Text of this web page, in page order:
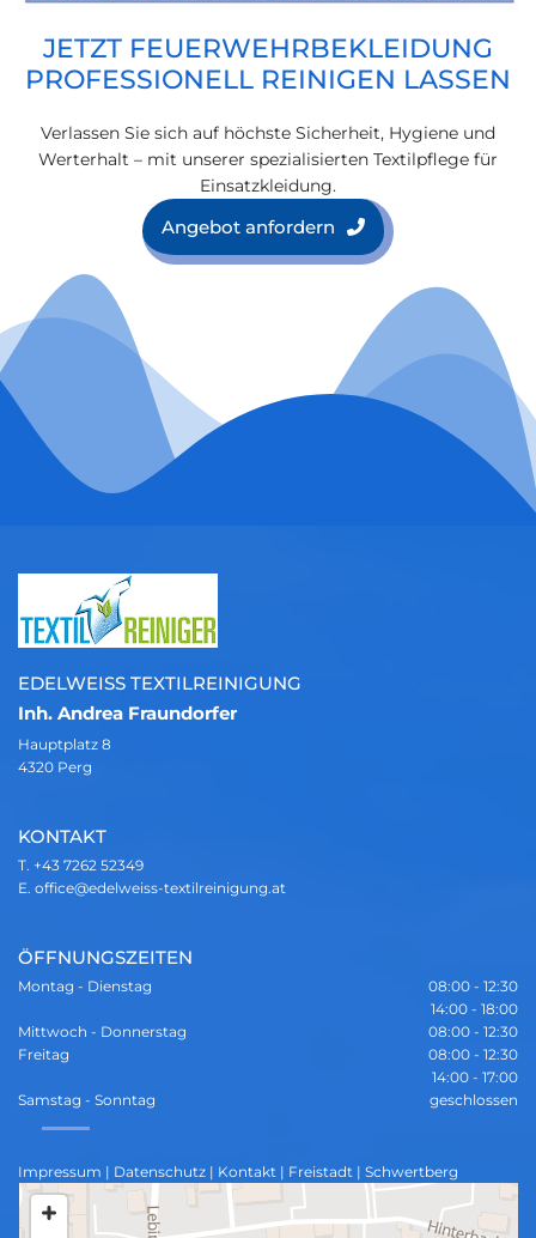
JETZT FEUERWEHRBEKLEIDUNG
PROFESSIONELL REINIGEN LASSEN
Verlassen Sie sich auf höchste Sicherheit, Hygiene und
Werterhalt – mit unserer spezialisierten Textilpflege für
Einsatzkleidung.
Angebot anfordern
EDELWEISS TEXTILREINIGUNG
Inh. Andrea Fraundorfer
Hauptplatz 8
4320 Perg
KONTAKT
T. +43 7262 52349
E. office@edelweiss-textilreinigung.at
ÖFFNUNGSZEITEN
Montag - Dienstag
08:00 - 12:30
14:00 - 18:00
Mittwoch - Donnerstag
08:00 - 12:30
Freitag
08:00 - 12:30
14:00 - 17:00
Samstag - Sonntag
geschlossen
Impressum | Datenschutz | Kontakt | Freistadt | Schwertberg